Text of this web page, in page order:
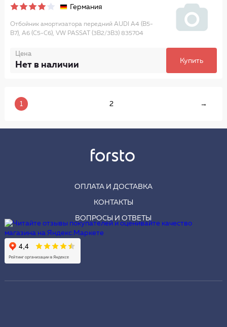
Германия
Отбойник амортизатора передний AUDI A4 (B5-
B7), A6 (C5-C6), VW PASSAT (3B2/3B3) 835704
Цена
Нет в наличии Купить
1 2 →
ОПЛАТА И ДОСТАВКА
КОНТАКТЫ
ВОПРОСЫ И ОТВЕТЫ